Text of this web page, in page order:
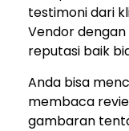
testimoni dari
Vendor
reputasi baik
Anda bisa
membaca
gambaran